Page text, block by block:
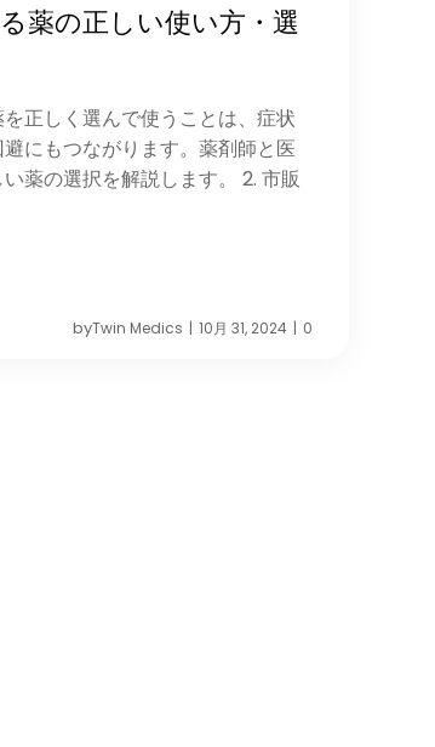
薬の正しい使い方・選
正しく選んで使うことは、症状
にもつながります。薬剤師と医
薬の選択を解説します。 2. 市販
byTwin Medics | 10月 31, 2024 | 0